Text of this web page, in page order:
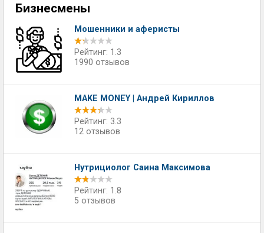
Бизнесмены
Мошенники и аферисты
Рейтинг: 1.3
1990 отзывов
MAKE MONEY | Андрей Кириллов
Рейтинг: 3.3
12 отзывов
Нутрициолог Саина Максимова
Рейтинг: 1.8
5 отзывов